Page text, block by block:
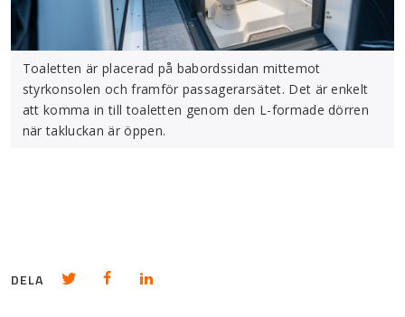
Toaletten är placerad på babordssidan mittemot
styrkonsolen och framför passagerarsätet. Det är enkelt
att komma in till toaletten genom den L-formade dörren
när takluckan är öppen.
DELA Dela på Twitter
Dela på Facebook
Dela på LinkedIn